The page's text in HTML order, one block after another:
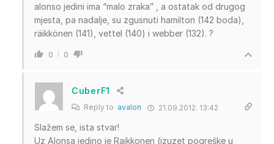
alonso jedini ima “malo zraka” , a ostatak od drugog
mjesta, pa nadalje, su zgusnuti hamilton (142 boda),
räikkönen (141), vettel (140) i webber (132). ?
0 0
CuberF1
Reply to avalon 21.09.2012. 13:42
Slažem se, ista stvar!
Uz Alonsa jedino je Raikkonen (izuzet pogreške u